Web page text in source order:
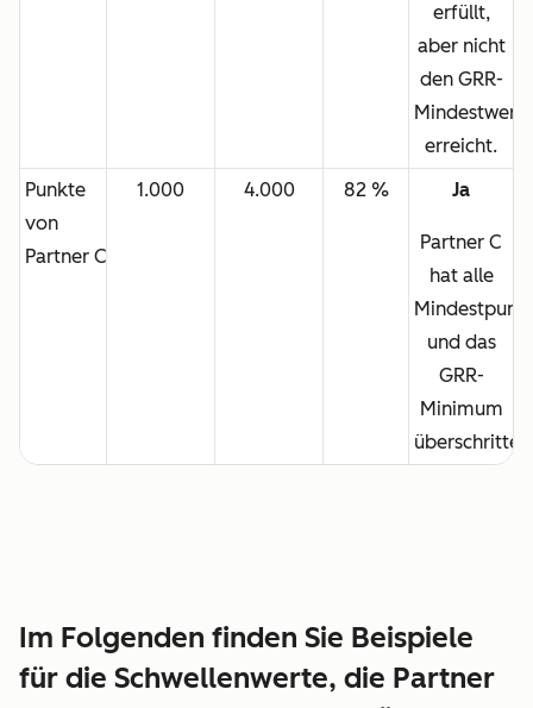
erfüllt,
aber nicht
den GRR-
Mindestwert
erreicht.
Punkte
von
Partner C
1.000 4.000 82 % Ja
Partner C
hat alle
und das
GRR-
Minimum
Im Folgenden finden Sie Beispiele
für die Schwellenwerte, die Partner